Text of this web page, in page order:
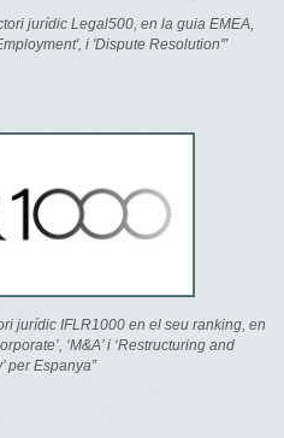
jurídic Legal500, en la guia EMEA,
i 'Dispute Resolution'”
jurídic IFLR1000 en el seu ranking, en
‘M&A’ i ‘Restructuring and
per Espanya”